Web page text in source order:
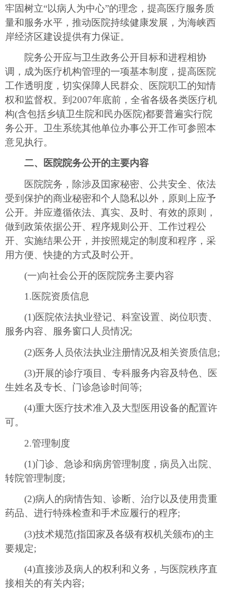
牢固树立“以病人为中心”的理念，提高医疗服务质
量和服务水平，推动医院持续健康发展，为海峡西
岸经济区建设提供有力保证。
院务公开应与卫生政务公开目标和进程相协
调，成为医疗机构管理的一项基本制度，提高医院
工作透明度，切实保障人民群众、医院职工的知情
权和监督权。到2007年底前，全省各级各类医疗机
构(含包括乡镇卫生院和民办医院)都要普遍实行院
务公开。卫生系统其他单位办事公开工作可参照本
意见执行。
二、医院院务公开的主要内容
医院院务，除涉及囯家秘密、公共安全、依法
受到保护的商业秘密和个人隐私以外，原则上应予
公开。并应遵循依法、真实、及时、有效的原则，
做到政策依据公开、程序规则公开、工作过程公
开、实施结果公开，并按照规定的制度和程序，采
用方便、快捷的方式及时公开。
(一)向社会公开的医院院务主要内容
1.医院资质信息
(1)医院依法执业登记、科室设置、岗位职责、
服务内容、服务窗口人员情况;
(2)医务人员依法执业注册情况及相关资质信息;
(3)开展的诊疗项目、专科服务内容及特色、医
生姓名及专长、门诊急诊时间等;
(4)重大医疗技术准入及大型医用设备的配置许
可。
2.管理制度
(1)门诊、急诊和病房管理制度，病员入出院、
转院管理制度;
(2)病人的病情告知、诊断、治疗以及使用贵重
药品、进行特殊检查和手术应履行的程序;
(3)技术规范(指囯家及各级有权机关颁布)的主
要规定;
(4)直接涉及病人的权利和义务，与医院秩序直
接相关的有关内容;